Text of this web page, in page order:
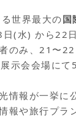
世界最大の国
(水) から22
のみ、21〜22
示会会場にて
情報が一挙に
報や旅行プラ